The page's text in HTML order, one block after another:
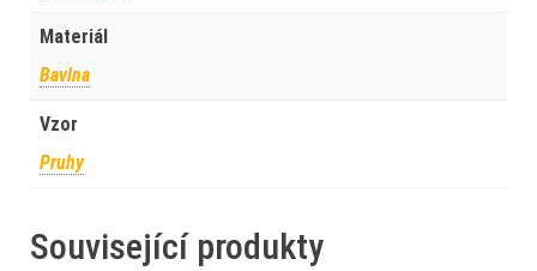
Materiál
Bavlna
Vzor
Pruhy
Související produkty